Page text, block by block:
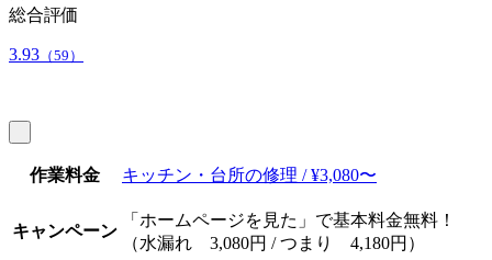
総合評価
3.93 （59）
作業料金 キッチン・台所の修理 / ¥3,080〜
キャンペーン
「ホームページを見た」で基本料金無料！
（水漏れ 3,080円 / つまり 4,180円）